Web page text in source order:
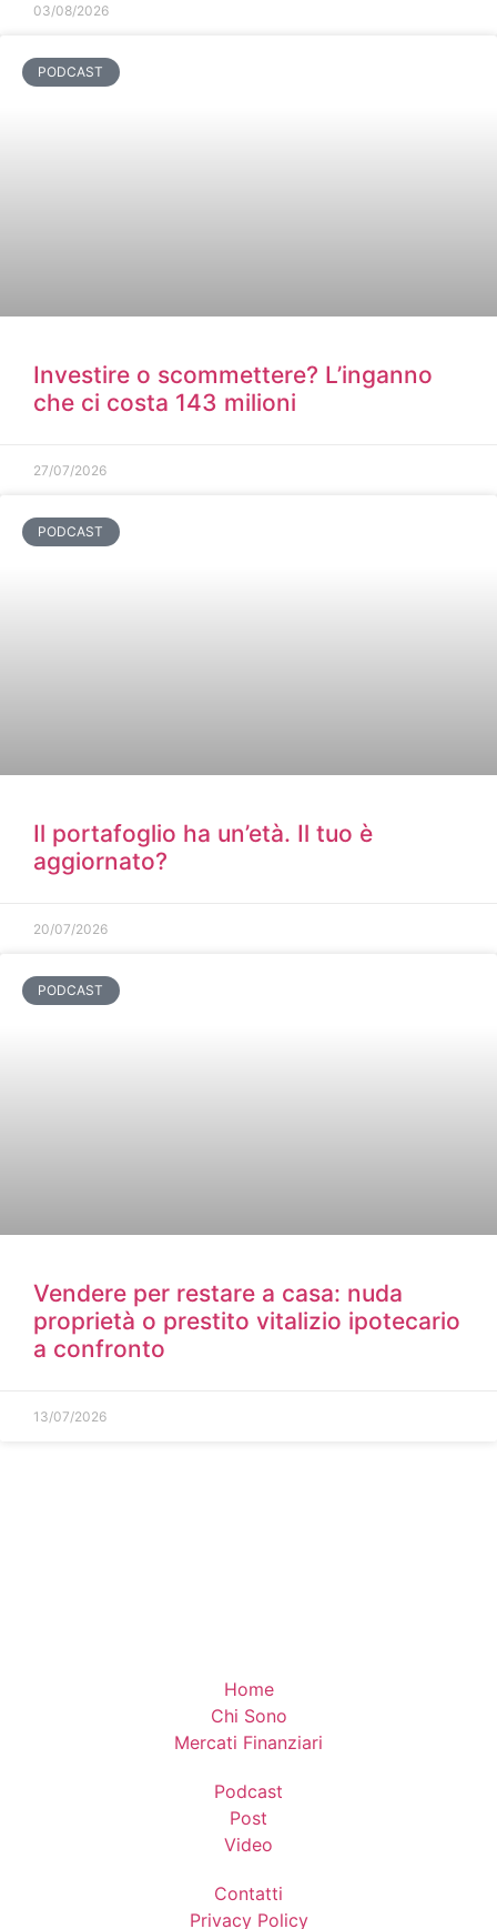
03/08/2026
PODCAST
Investire o scommettere? L’inganno
che ci costa 143 milioni
27/07/2026
PODCAST
Il portafoglio ha un’età. Il tuo è
aggiornato?
20/07/2026
PODCAST
Vendere per restare a casa: nuda
proprietà o prestito vitalizio ipotecario
a confronto
13/07/2026
Home
Chi Sono
Mercati Finanziari
Podcast
Post
Video
Contatti
Privacy Policy